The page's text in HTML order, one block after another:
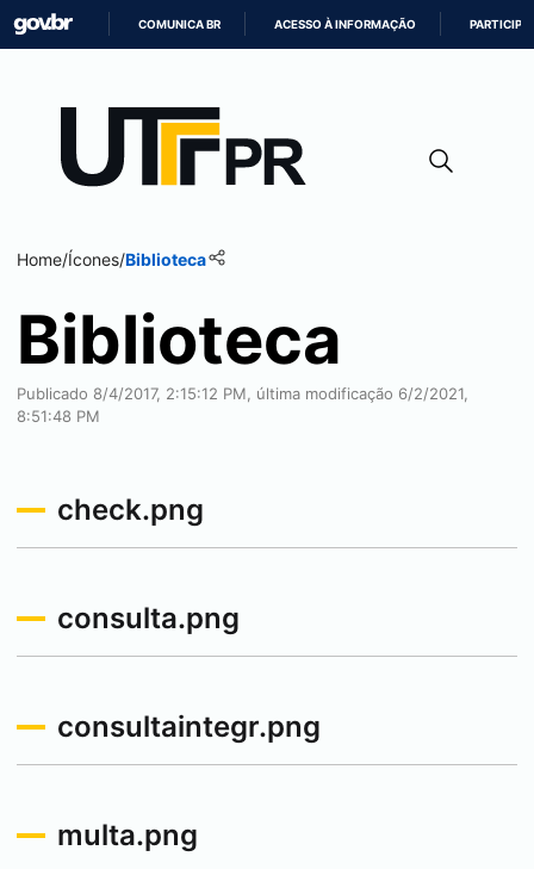
CONTEÚDO
COMUNICA BR ACESSO À INFORMAÇÃO PARTICIPE
Home/Ícones/Biblioteca
Biblioteca
Publicado 8/4/2017, 2:15:12 PM, última modificação 6/2/2021,
8:51:48 PM
check.png
consulta.png
consultaintegr.png
multa.png